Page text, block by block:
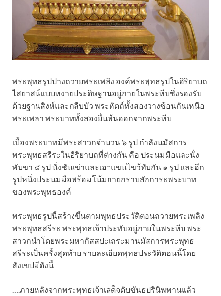
พระพุทธรูปปางถวายพระเพลิง องค์พระพุทธรูปในอิริยาบถ
ไสยาสน์แบบหงายประดิษฐานอยู่ภายในพระหีบซึ่งรองรับ
ด้วยฐานสิงห์และกลีบบัว พระหัตถ์ทั้งสองวางซ้อนกันเหนือ
พระเพลา พระบาททั้งสองยื่นพ้นออกจากพระหีบ
เบื้องพระบาทมีพระสาวกจำนวน ๖ รูป กำลังนมัสการ
พระพุทธสรีระในอิริยาบถที่ต่างกัน คือ ประนมมือและนั่ง
พับขา ๔ รูป นั่งชันเข่าและเอาแขนไขว้ทับกัน ๑ รูป และอีก
รูปหนึ่งประนมมือพร้อมโน้มกายกราบสักการะพระบาท
ของพระพุทธองค์
พระพุทธรูปนี้สร้างขึ้นตามพุทธประวัติตอนถวายพระเพลิง
พระพุทธสรีระ พระพุทธเจ้าประทับอยู่ภายในพระหีบ พระ
สาวกนำโดยพระมหากัสสปะเถระมานมัสการพระพุทธ
สรีระเป็นครั้งสุดท้าย รายละเอียดพุทธประวัติตอนนี้โดย
สังเขปมีดังนี้
….ภายหลังจากพระพุทธเจ้าเสด็จดับขันธปรินิพพานแล้ว